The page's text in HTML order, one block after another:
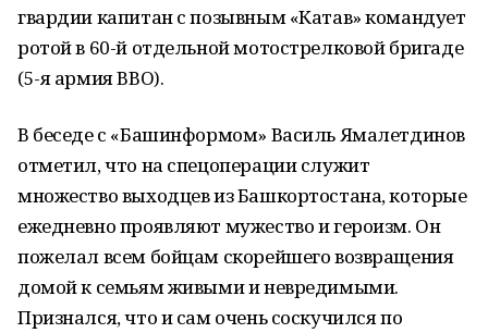
гвардии капитан с позывным «Катав» командует
ротой в 60-й отдельной мотострелковой бригаде
(5-я армия ВВО).
В беседе с «Башинформом» Василь Ямалетдинов
отметил, что на спецоперации служит
множество выходцев из Башкортостана, которые
ежедневно проявляют мужество и героизм. Он
пожелал всем бойцам скорейшего возвращения
домой к семьям живыми и невредимыми.
Признался, что и сам очень соскучился по